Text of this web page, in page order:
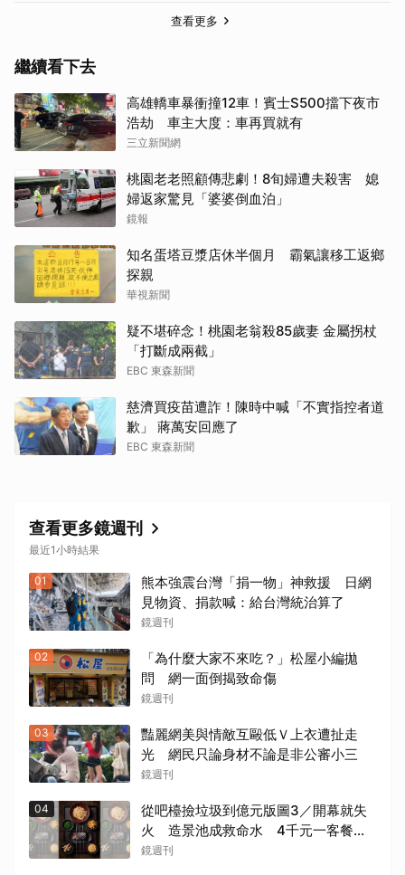
查看更多
繼續看下去
高雄轎車暴衝撞12車！賓士S500擋下夜市
浩劫 車主大度：車再買就有
三立新聞網
桃園老老照顧傳悲劇！8旬婦遭夫殺害 媳
婦返家驚見「婆婆倒血泊」
鏡報
知名蛋塔豆漿店休半個月 霸氣讓移工返鄉
探親
華視新聞
疑不堪碎念！桃園老翁殺85歲妻 金屬拐杖
「打斷成兩截」
EBC 東森新聞
慈濟買疫苗遭詐！陳時中喊「不實指控者道
歉」 蔣萬安回應了
EBC 東森新聞
查看更多鏡週刊
最近1小時結果
01
熊本強震台灣「捐一物」神救援 日網
見物資、捐款喊：給台灣統治算了
鏡週刊
02
「為什麼大家不來吃？」松屋小編拋
問 網一面倒揭致命傷
鏡週刊
03
豔麗網美與情敵互毆低Ｖ上衣遭扯走
光 網民只論身材不論是非公審小三
鏡週刊
04
從吧檯撿垃圾到億元版圖3／開幕就失
火 造景池成救命水 4千元一客餐
有人5年吃了50次
鏡週刊